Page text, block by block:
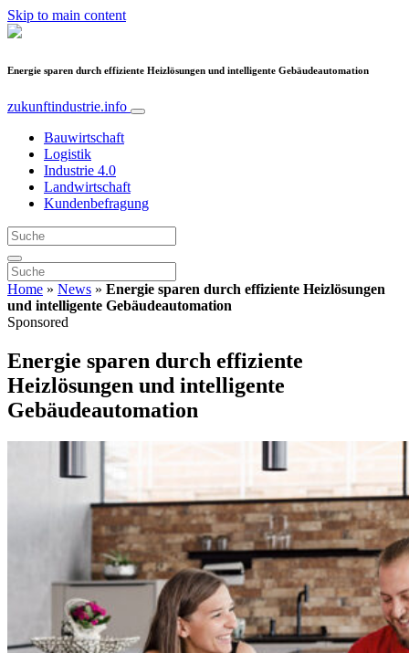
Skip to main content
Energie sparen durch effiziente Heizlösungen und intelligente Gebäudeautomation
zukunftindustrie.info
Bauwirtschaft
Logistik
Industrie 4.0
Landwirtschaft
Kundenbefragung
Home » News » Energie sparen durch effiziente Heizlösungen
und intelligente Gebäudeautomation
Sponsored
Energie sparen durch effiziente
Heizlösungen und intelligente
Gebäudeautomation